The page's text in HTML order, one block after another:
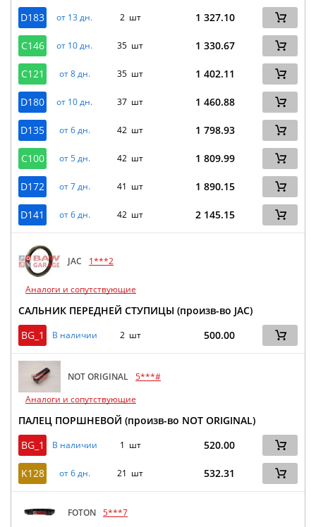
D183 от 13 дн. 2 шт 1 327.10
C146 от 10 дн. 35 шт 1 330.67
C121 от 8 дн. 35 шт 1 402.11
D180 от 10 дн. 37 шт 1 460.88
D135 от 6 дн. 42 шт 1 798.93
C100 от 5 дн. 42 шт 1 809.99
D172 от 7 дн. 41 шт 1 890.15
D141 от 6 дн. 42 шт 2 145.15
JAC 1***2
Аналоги и сопутствующие
САЛЬНИК ПЕРЕДНЕЙ СТУПИЦЫ (произв-во JAC)
BG_1
В наличии 2 шт 500.00
NOT ORIGINAL 5***#
Аналоги и сопутствующие
ПАЛЕЦ ПОРШНЕВОЙ (произв-во NOT ORIGINAL)
BG_1
В наличии 1 шт 520.00
K128 от 6 дн. 21 шт 532.31
FOTON 5***7